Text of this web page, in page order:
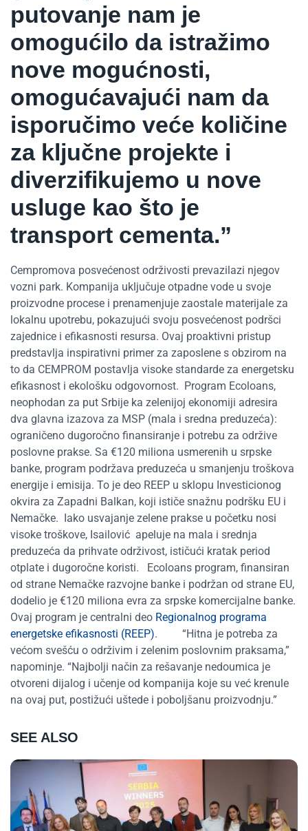
putovanje nam je
omogućilo da istražimo
nove mogućnosti,
omogućavajući nam da
isporučimo veće količine
za ključne projekte i
diverzifikujemo u nove
usluge kao što je
transport cementa.”
Cempromova posvećenost održivosti prevazilazi njegov
vozni park. Kompanija uključuje otpadne vode u svoje
proizvodne procese i prenamenjuje zaostale materijale za
lokalnu upotrebu, pokazujući svoju posvećenost podršci
zajednice i efikasnosti resursa. Ovaj proaktivni pristup
predstavlja inspirativni primer za zaposlene s obzirom na
to da CEMPROM postavlja visoke standarde za energetsku
efikasnost i ekološku odgovornost. Program Ecoloans,
neophodan za put Srbije ka zelenijoj ekonomiji adresira
dva glavna izazova za MSP (mala i sredna preduzeća):
ograničeno dugoročno finansiranje i potrebu za održive
poslovne prakse. Sa €120 miliona usmerenih u srpske
banke, program podržava preduzeća u smanjenju troškova
energije i emisija. To je deo REEP u sklopu Investicionog
okvira za Zapadni Balkan, koji ističe snažnu podršku EU i
Nemačke. Iako usvajanje zelene prakse u početku nosi
visoke troškove, Isailović apeluje na mala i srednja
preduzeća da prihvate održivost, ističući kratak period
otplate i dugoročne koristi.
Ecoloans program, finansiran
od strane Nemačke razvojne banke i podržan od strane EU,
dodelio je €120 miliona evra za srpske komercijalne banke.
Ovaj program je centralni deo Regionalnog programa
energetske efikasnosti (REEP). “Hitna je potreba za
većom svešću o održivim i zelenim poslovnim praksama,”
napominje. “Najbolji način za rešavanje nedoumica je
otvoreni dijalog i učenje od kompanija koje su već krenule
na ovaj put, postižući uštede i poboljšanu proizvodnju.”
SEE ALSO